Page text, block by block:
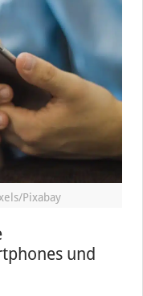
Pixabay
und